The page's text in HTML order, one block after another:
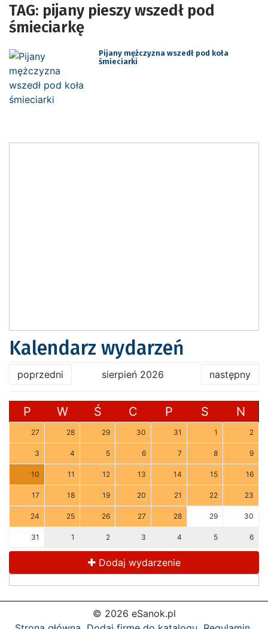
TAG: pijany pieszy wszedł pod
śmieciarkę
Pijany mężczyzna wszedł pod koła
śmieciarki
Kalendarz wydarzeń
poprzedni sierpień 2026 następny
P W Ś C P S N
27 28 29 30 31 1 2
3 4 5 6 7 8 9
10 11 12 13 14 15 16
17 18 19 20 21 22 23
24 25 26 27 28 29 30
31 1 2 3 4 5 6
Dodaj wydarzenie
© 2026 eSanok.pl